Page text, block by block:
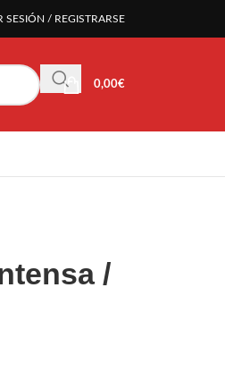
SESIÓN / REGISTRARSE
0,00€
/